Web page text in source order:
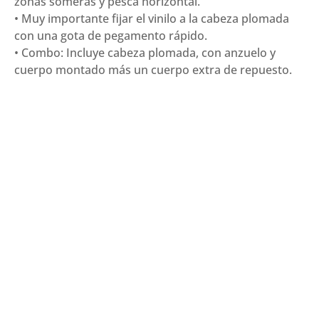
• Muy importante fijar el vinilo a la cabeza plomada
con una gota de pegamento rápido.
• Combo: Incluye cabeza plomada, con anzuelo y
cuerpo montado más un cuerpo extra de repuesto.